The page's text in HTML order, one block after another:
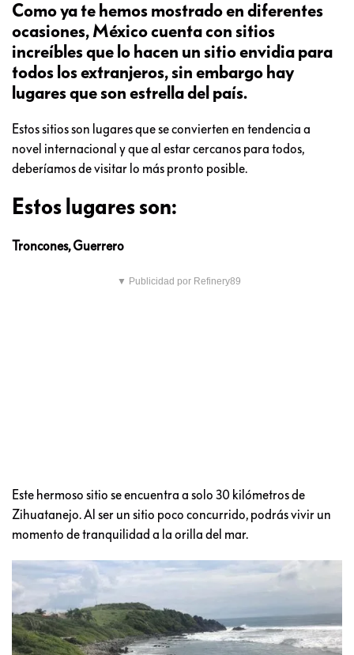
Como ya te hemos mostrado en diferentes
ocasiones, México cuenta con sitios
increíbles que lo hacen un sitio envidia para
todos los extranjeros, sin embargo hay
lugares que son estrella del país.
Estos sitios son lugares que se convierten en tendencia a
novel internacional y que al estar cercanos para todos,
deberíamos de visitar lo más pronto posible.
Estos lugares son:
Troncones, Guerrero
▼ Publicidad por Refinery89
Este hermoso sitio se encuentra a solo 30 kilómetros de
Zihuatanejo. Al ser un sitio poco concurrido, podrás vivir un
momento de tranquilidad a la orilla del mar.